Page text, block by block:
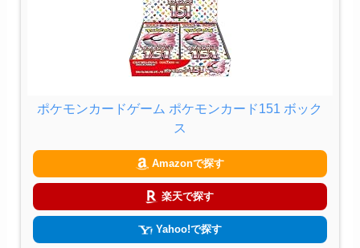
ポケモンカードゲーム ポケモンカード151 ボック
ス
Amazonで探す
楽天で探す
Yahoo!で探す